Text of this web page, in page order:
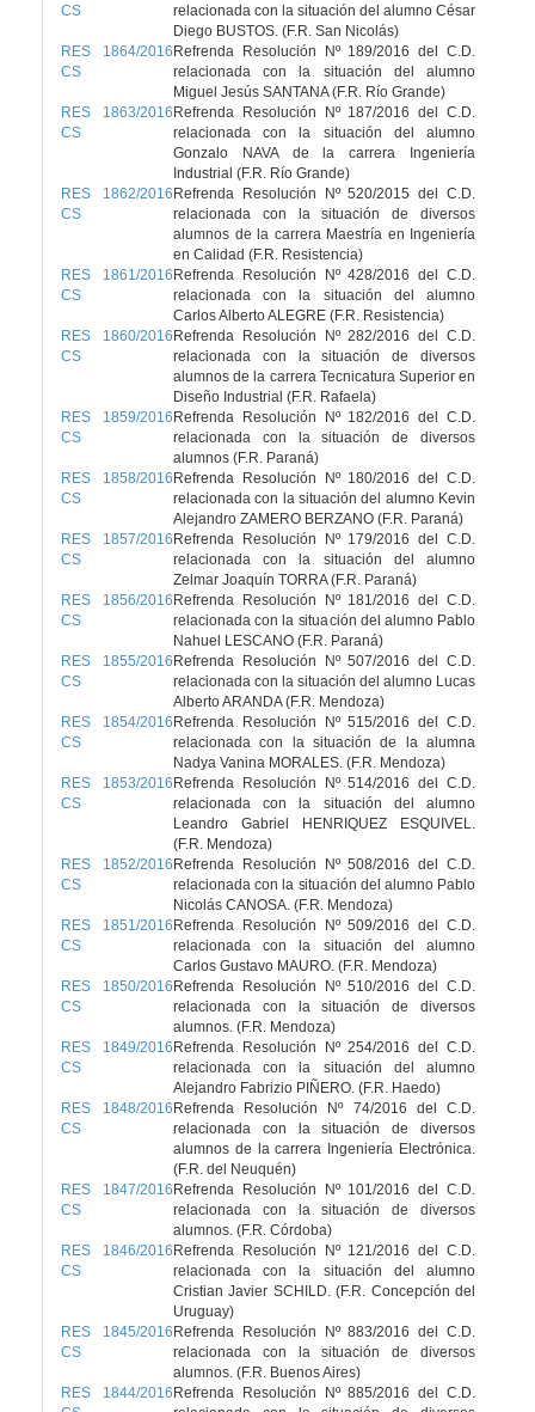
CS
relacionada con la situación del alumno César
Diego BUSTOS. (F.R. San Nicolás)
RES 1864/2016
CS
Refrenda Resolución Nº 189/2016 del C.D.
relacionada con la situación del alumno
Miguel Jesús SANTANA (F.R. Río Grande)
RES 1863/2016
CS
Refrenda Resolución Nº 187/2016 del C.D.
relacionada con la situación del alumno
Gonzalo NAVA de la carrera Ingeniería
Industrial (F.R. Río Grande)
RES 1862/2016
CS
Refrenda Resolución Nº 520/2015 del C.D.
relacionada con la situación de diversos
alumnos de la carrera Maestría en Ingeniería
en Calidad (F.R. Resistencia)
RES 1861/2016
CS
Refrenda Resolución Nº 428/2016 del C.D.
relacionada con la situación del alumno
Carlos Alberto ALEGRE (F.R. Resistencia)
RES 1860/2016
CS
Refrenda Resolución Nº 282/2016 del C.D.
relacionada con la situación de diversos
alumnos de la carrera Tecnicatura Superior en
Diseño Industrial (F.R. Rafaela)
RES 1859/2016
CS
Refrenda Resolución Nº 182/2016 del C.D.
relacionada con la situación de diversos
alumnos (F.R. Paraná)
RES 1858/2016
CS
Refrenda Resolución Nº 180/2016 del C.D.
relacionada con la situación del alumno Kevin
Alejandro ZAMERO BERZANO (F.R. Paraná)
RES 1857/2016
CS
Refrenda Resolución Nº 179/2016 del C.D.
relacionada con la situación del alumno
Zelmar Joaquín TORRA (F.R. Paraná)
RES 1856/2016
CS
Refrenda Resolución Nº 181/2016 del C.D.
relacionada con la situación del alumno Pablo
Nahuel LESCANO (F.R. Paraná)
RES 1855/2016
CS
Refrenda Resolución Nº 507/2016 del C.D.
relacionada con la situación del alumno Lucas
Alberto ARANDA (F.R. Mendoza)
RES 1854/2016
CS
Refrenda Resolución Nº 515/2016 del C.D.
relacionada con la situación de la alumna
Nadya Vanina MORALES. (F.R. Mendoza)
RES 1853/2016
CS
Refrenda Resolución Nº 514/2016 del C.D.
relacionada con la situación del alumno
Leandro Gabriel HENRIQUEZ ESQUIVEL.
(F.R. Mendoza)
RES 1852/2016
CS
Refrenda Resolución Nº 508/2016 del C.D.
relacionada con la situación del alumno Pablo
Nicolás CANOSA. (F.R. Mendoza)
RES 1851/2016
CS
Refrenda Resolución Nº 509/2016 del C.D.
relacionada con la situación del alumno
Carlos Gustavo MAURO. (F.R. Mendoza)
RES 1850/2016
CS
Refrenda Resolución Nº 510/2016 del C.D.
relacionada con la situación de diversos
alumnos. (F.R. Mendoza)
RES 1849/2016
CS
Refrenda Resolución Nº 254/2016 del C.D.
relacionada con la situación del alumno
Alejandro Fabrizio PIÑERO. (F.R. Haedo)
RES 1848/2016
CS
Refrenda Resolución Nº 74/2016 del C.D.
relacionada con la situación de diversos
alumnos de la carrera Ingeniería Electrónica.
(F.R. del Neuquén)
RES 1847/2016
CS
Refrenda Resolución Nº 101/2016 del C.D.
relacionada con la situación de diversos
alumnos. (F.R. Córdoba)
RES 1846/2016
CS
Refrenda Resolución Nº 121/2016 del C.D.
relacionada con la situación del alumno
Cristian Javier SCHILD. (F.R. Concepción del
Uruguay)
RES 1845/2016
CS
Refrenda Resolución Nº 883/2016 del C.D.
relacionada con la situación de diversos
alumnos. (F.R. Buenos Aires)
RES 1844/2016 Refrenda Resolución Nº 885/2016 del C.D.